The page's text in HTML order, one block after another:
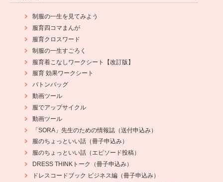
制服の一生を見てみよう
服育四コマまんが
服育クロスワード
制服の一生すごろく
服育着こなしワークシート【改訂版】
服育 効果ワークシート
バトンバッグ
動画ツール
服でアップサイクル
動画ツール
「SORA」先生のための情報誌（送付申込み）
服のちょっといい話（冊子申込み）
服のちょっといい話（エピソード投稿）
DRESS THINKトーク（冊子申込み）
ドレスコードブック ビジネス編（冊子申込み）